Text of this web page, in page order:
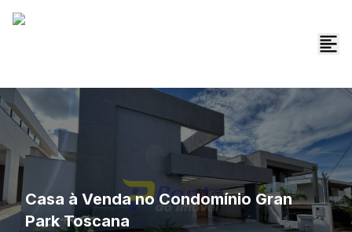
Casa à Venda no Condomínio Gran
Park Toscana